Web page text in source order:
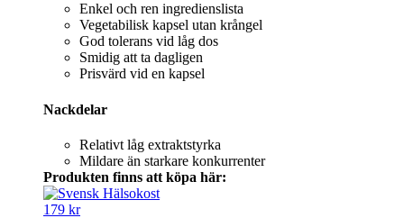
Enkel och ren ingredienslista
Vegetabilisk kapsel utan krångel
God tolerans vid låg dos
Smidig att ta dagligen
Prisvärd vid en kapsel
Nackdelar
Relativt låg extraktstyrka
Mildare än starkare konkurrenter
Produkten finns att köpa här:
179 kr